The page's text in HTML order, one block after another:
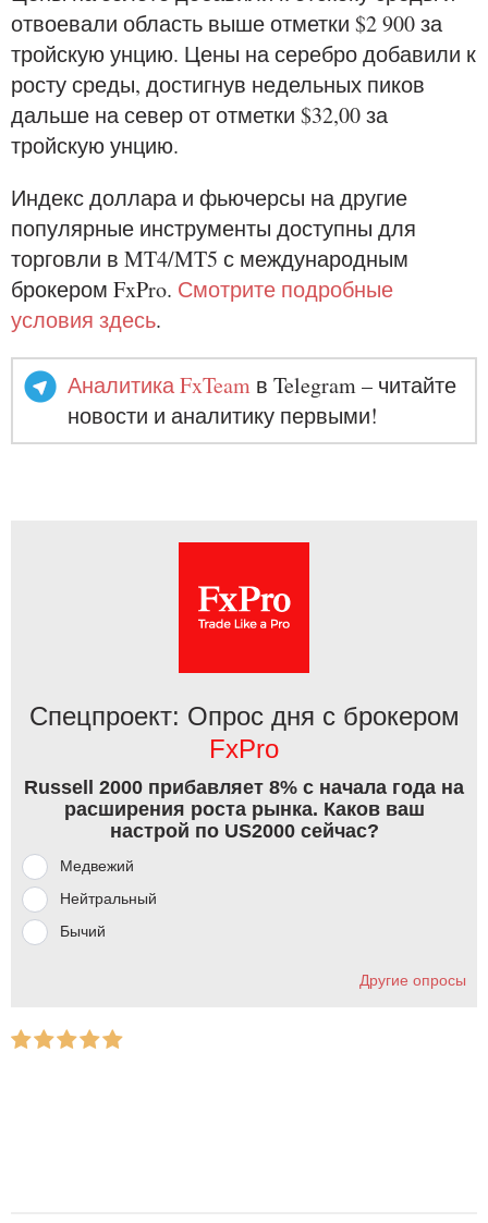
отвоевали область выше отметки $2 900 за
тройскую унцию. Цены на серебро добавили к
росту среды, достигнув недельных пиков
дальше на север от отметки $32,00 за
тройскую унцию.
Индекс доллара и фьючерсы на другие
популярные инструменты доступны для
торговли в MT4/MT5 с международным
брокером FxPro. Смотрите подробные
условия здесь.
Аналитика FxTeam в Telegram – читайте
новости и аналитику первыми!
Спецпроект: Опрос дня с брокером
FxPro
Russell 2000 прибавляет 8% с начала года на
расширения роста рынка. Каков ваш
настрой по US2000 сейчас?
Медвежий
Нейтральный
Бычий
Другие опросы